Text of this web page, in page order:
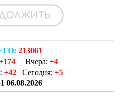
213061
Вчера: +4
+42 Сегодня: +5
06.08.2026